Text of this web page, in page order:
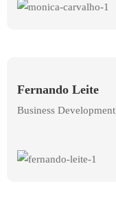
Fernando Leite
Business Development